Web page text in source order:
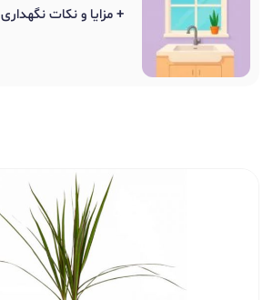
+ مزایا و نکات نگهداری